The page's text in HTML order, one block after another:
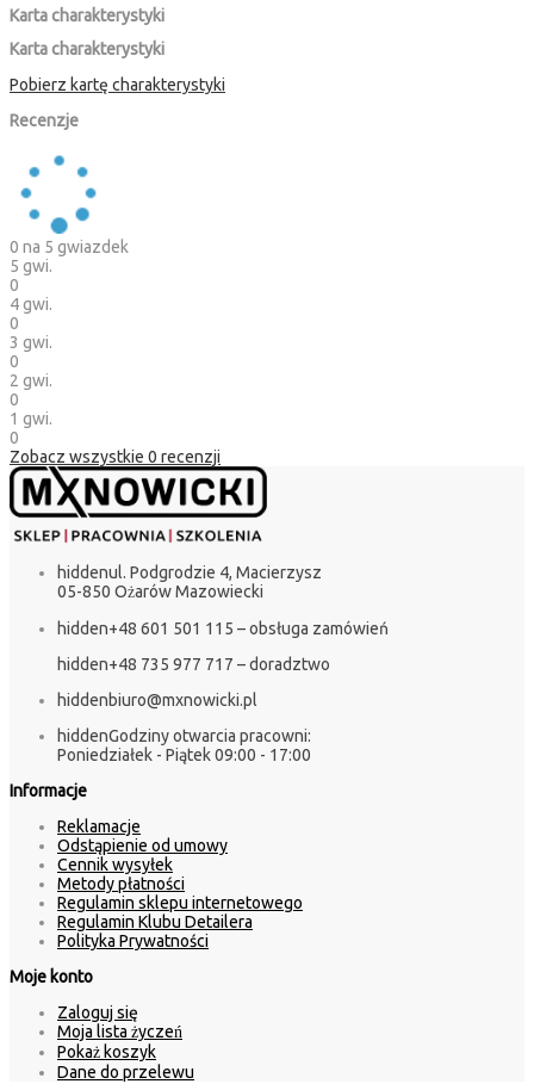
Karta charakterystyki
Karta charakterystyki
Pobierz kartę charakterystyki
Recenzje
0 na 5 gwiazdek
5 gwi.
0
4 gwi.
0
3 gwi.
0
2 gwi.
0
1 gwi.
0
Zobacz wszystkie 0 recenzji
hiddenul. Podgrodzie 4, Macierzysz
05-850 Ożarów Mazowiecki
hidden+48 601 501 115 – obsługa zamówień
hidden+48 735 977 717 – doradztwo
hiddenbiuro@mxnowicki.pl
hiddenGodziny otwarcia pracowni:
Poniedziałek - Piątek 09:00 - 17:00
Informacje
Reklamacje
Odstąpienie od umowy
Cennik wysyłek
Metody płatności
Regulamin sklepu internetowego
Regulamin Klubu Detailera
Polityka Prywatności
Moje konto
Zaloguj się
Moja lista życzeń
Pokaż koszyk
Dane do przelewu